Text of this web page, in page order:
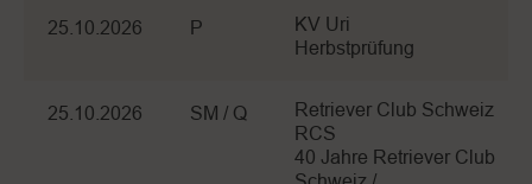
25.10.2026 P
KV Uri
Herbstprüfung
25.10.2026 SM / Q
Retriever Club Schweiz
RCS
40 Jahre Retriever Club